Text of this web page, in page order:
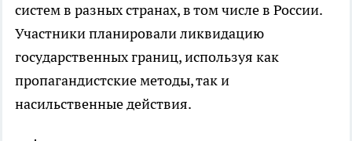
систем в разных странах, в том числе в России.
Участники планировали ликвидацию
государственных границ, используя как
пропагандистские методы, так и
насильственные действия.